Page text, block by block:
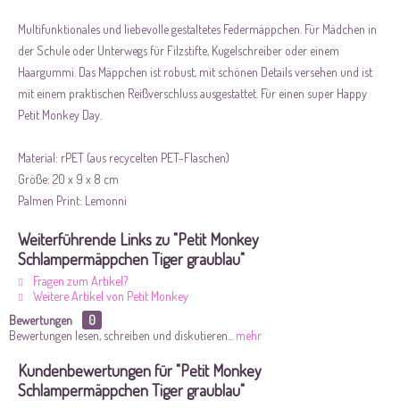
Multifunktionales und liebevolle gestaltetes Federmäppchen. Für Mädchen in
der Schule oder Unterwegs für Filzstifte, Kugelschreiber oder einem
Haargummi. Das Mäppchen ist robust, mit schönen Details versehen und ist
mit einem praktischen Reißverschluss ausgestattet. Für einen super Happy
Petit Monkey Day.
Material: rPET (aus recycelten PET-Flaschen)
Größe: 20 x 9 x 8 cm
Palmen Print: Lemonni
Weiterführende Links zu "Petit Monkey
Schlampermäppchen Tiger graublau"
Fragen zum Artikel?
Weitere Artikel von Petit Monkey
Bewertungen
0
Bewertungen lesen, schreiben und diskutieren...
mehr
Kundenbewertungen für "Petit Monkey
Schlampermäppchen Tiger graublau"